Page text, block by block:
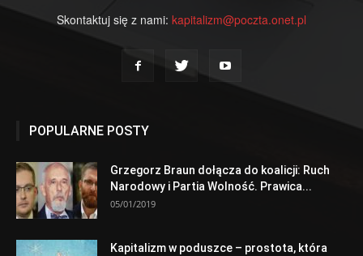
Skontaktuj się z nami: kapitalizm@poczta.onet.pl
POPULARNE POSTY
Grzegorz Braun dołącza do koalicji: Ruch
Narodowy i Partia Wolność. Prawica...
05/01/2019
Kapitalizm w poduszce – prostota, która